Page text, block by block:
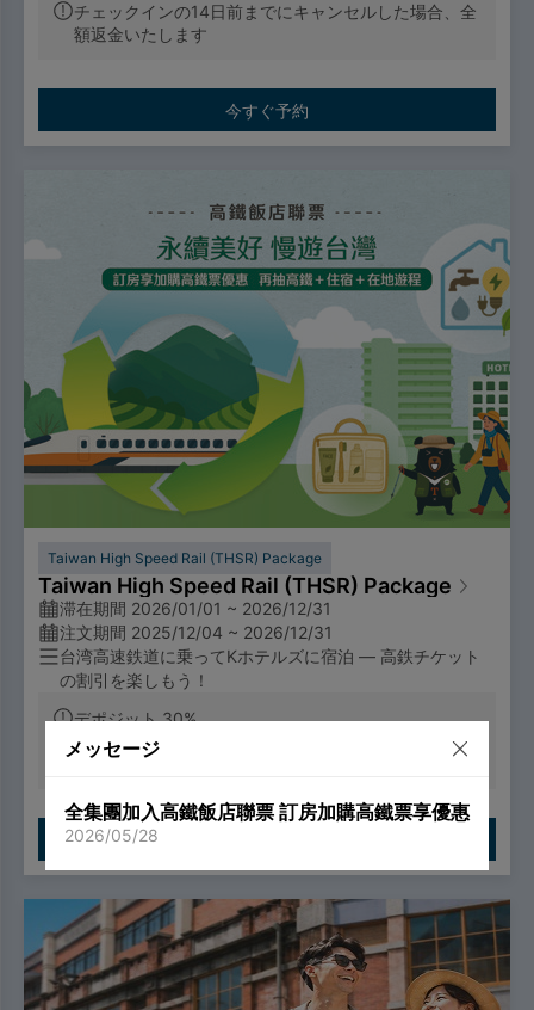
🔼優待票：符合敬老、愛心、孩童身分者，享全額票價之5
折優惠。
チェックインの14日前までにキャンセルした場合、全
額返金いたします
今すぐ予約
Taiwan High Speed Rail (THSR) Package
Taiwan High Speed Rail (THSR) Package
滞在期間 2026/01/01 ~ 2026/12/31
注文期間 2025/12/04 ~ 2026/12/31
台湾高速鉄道に乗ってKホテルズに宿泊 — 高鉄チケット
の割引を楽しもう！
デポジット 30%
チェックインの14日前までにキャンセルした場合、全
額返金いたします
メッセージ
全集團加入高鐵飯店聯票 訂房加購高鐵票享優惠
2026/05/28